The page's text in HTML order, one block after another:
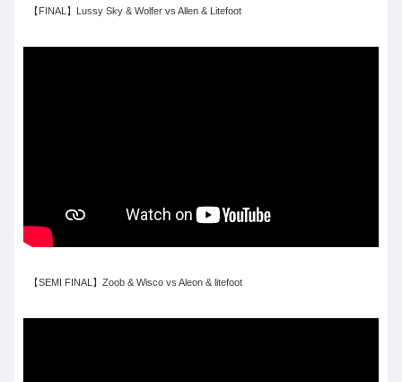
【FINAL】Lussy Sky & Wolfer vs Allen & Litefoot
【SEMI FINAL】Zoob & Wisco vs Aleon & litefoot